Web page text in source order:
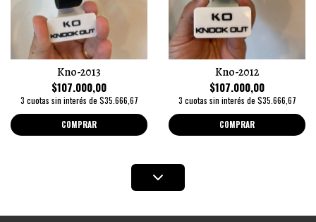
Kno-2013
$107.000,00
3 cuotas sin interés de $35.666,67
COMPRAR
Kno-2012
$107.000,00
3 cuotas sin interés de $35.666,67
COMPRAR